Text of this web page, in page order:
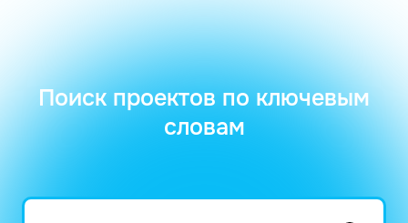
Поиск проектов по ключевым
словам